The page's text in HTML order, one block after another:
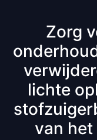
Zorg
lichte
van